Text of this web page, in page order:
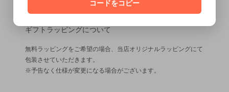
ギフトラッピングについて
無料ラッピングをご希望の場合、当店オリジナルラッピングにて
包装させていただきます。
※予告なく仕様が変更になる場合がございます。
コードをコピー